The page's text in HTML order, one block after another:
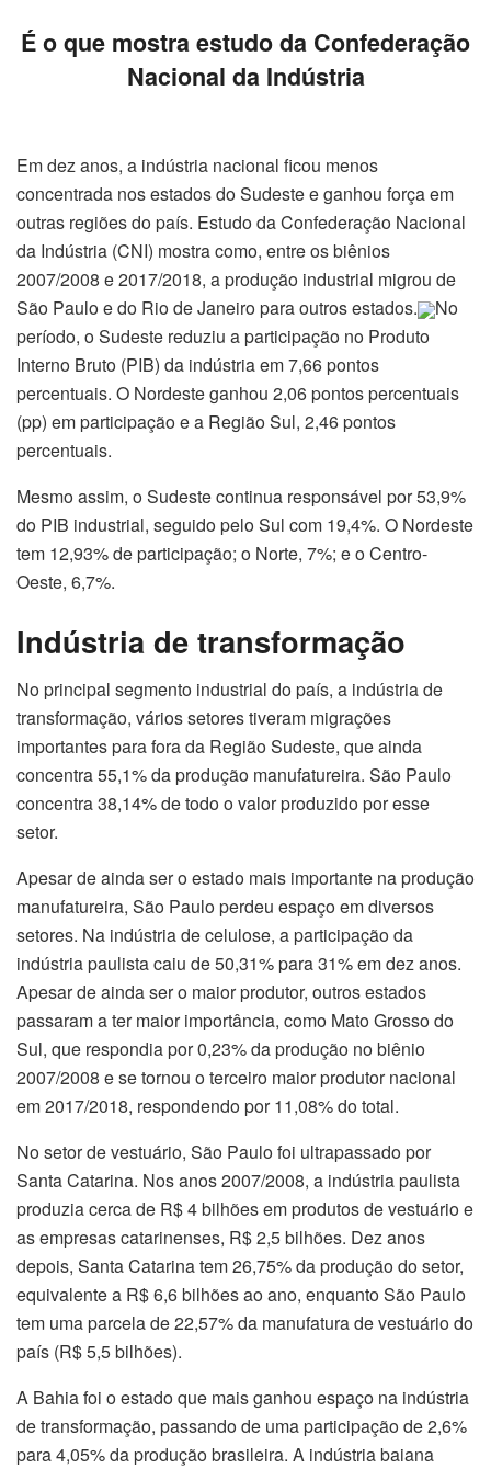
É o que mostra estudo da Confederação
Nacional da Indústria
Em dez anos, a indústria nacional ficou menos
concentrada nos estados do Sudeste e ganhou força em
outras regiões do país. Estudo da Confederação Nacional
da Indústria (CNI) mostra como, entre os biênios
2007/2008 e 2017/2018, a produção industrial migrou de
São Paulo e do Riode Janeiropara outros estados.
No
período, o Sudeste reduziu a participação no Produto
Interno Bruto (PIB) da indústria em 7,66 pontos
percentuais. O Nordeste ganhou 2,06 pontos percentuais
(pp) em participação e a Região Sul, 2,46 pontos
percentuais.
Mesmo assim, o Sudeste continua responsável por 53,9%
do PIB industrial, seguido pelo Sul com 19,4%. O Nordeste
tem 12,93% de participação; o Norte, 7%; e o Centro-
Oeste, 6,7%.
Indústria de transformação
No principal segmento industrial do país, a indústria de
transformação, vários setores tiveram migrações
importantes para fora da Região Sudeste, que ainda
concentra 55,1% da produção manufatureira. São Paulo
concentra 38,14% de todo o valor produzido por esse
setor.
Apesar de ainda ser o estado mais importante na produção
manufatureira, São Paulo perdeu espaço em diversos
setores. Na indústria de celulose, a participação da
indústria paulista caiu de 50,31% para 31% em dez anos.
Apesar de ainda ser o maior produtor, outros estados
passaram atermaior importância, como Mato Grosso do
Sul, que respondia por 0,23% da produção no biênio
2007/2008 e se tornou o terceiro maior produtor nacional
em 2017/2018, respondendo por 11,08% do total.
No setor de vestuário, São Paulo foi ultrapassado por
Santa Catarina. Nos anos 2007/2008, a indústria paulista
produzia cerca de R$ 4 bilhões em produtos de vestuário e
as empresas catarinenses, R$ 2,5 bilhões. Dez anos
depois, Santa Catarina tem 26,75% da produção do setor,
equivalente a R$ 6,6 bilhões ao ano, enquanto São Paulo
tem uma parcela de 22,57% da manufatura de vestuário do
país (R$ 5,5 bilhões).
A Bahia foi o estado que mais ganhou espaço na indústria
de transformação, passando de uma participação de 2,6%
para 4,05% da produção brasileira. A indústria baiana